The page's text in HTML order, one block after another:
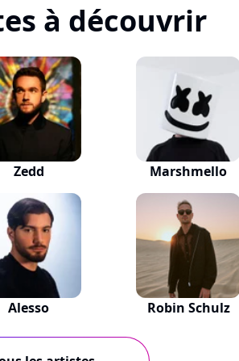
à découvrir
Zedd Marshmello
Alesso Robin Schulz